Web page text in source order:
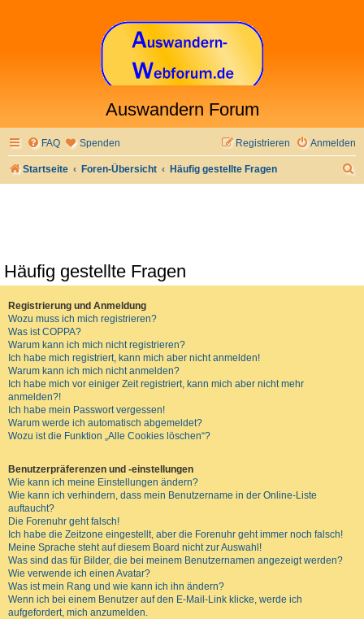
Auswandern Forum
FAQ Spenden Anmelden
Registrieren
Startseite Foren-Übersicht Häufig gestellte Fragen
Häufig gestellte Fragen
Registrierung und Anmeldung
Wozu muss ich mich registrieren?
Was ist COPPA?
Warum kann ich mich nicht registrieren?
Ich habe mich registriert, kann mich aber nicht anmelden!
Warum kann ich mich nicht anmelden?
Ich habe mich vor einiger Zeit registriert, kann mich aber nicht mehr
anmelden?!
Ich habe mein Passwort vergessen!
Warum werde ich automatisch abgemeldet?
Wozu ist die Funktion „Alle Cookies löschen“?
Benutzerpräferenzen und -einstellungen
Wie kann ich meine Einstellungen ändern?
Wie kann ich verhindern, dass mein Benutzername in der Online-Liste
auftaucht?
Die Forenuhr geht falsch!
Ich habe die Zeitzone eingestellt, aber die Forenuhr geht immer noch falsch!
Meine Sprache steht auf diesem Board nicht zur Auswahl!
Was sind das für Bilder, die bei meinem Benutzernamen angezeigt werden?
Wie verwende ich einen Avatar?
Was ist mein Rang und wie kann ich ihn ändern?
Wenn ich bei einem Benutzer auf den E-Mail-Link klicke, werde ich
aufgefordert, mich anzumelden.